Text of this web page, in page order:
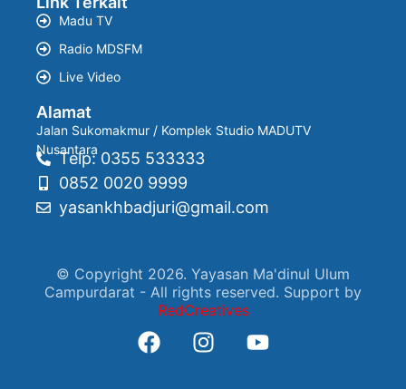
Madu TV
Radio MDSFM
Live Video
Alamat
Jalan Sukomakmur / Komplek Studio MADUTV
Nusantara
Telp: 0355 533333
0852 0020 9999
yasankhbadjuri@gmail.com
© Copyright 2026. Yayasan Ma'dinul Ulum
Campurdarat - All rights reserved. Support by
RedCreatives